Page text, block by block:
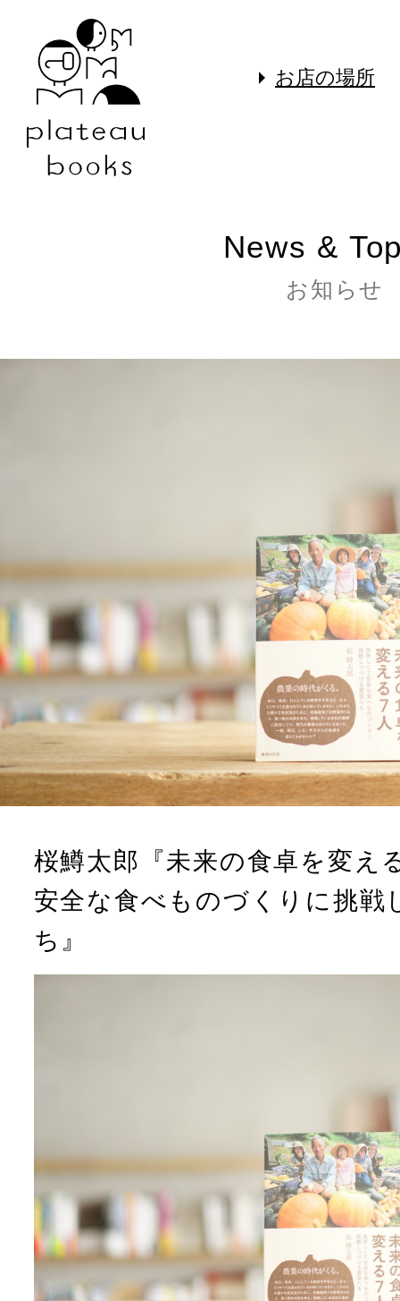
お店の場所
News &
お知らせ
桜鱒太郎『未来の食卓を変
安全な食べものづくりに挑戦
ち』